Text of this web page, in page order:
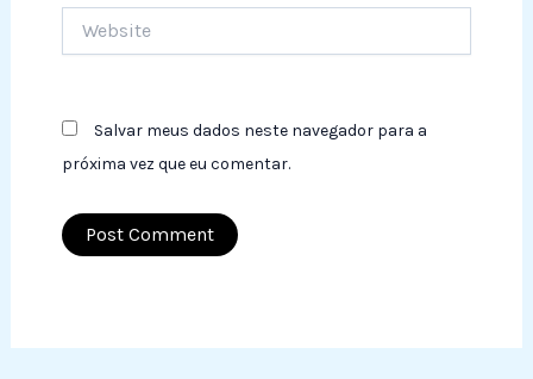
Salvar meus dados neste navegador para a
próxima vez que eu comentar.